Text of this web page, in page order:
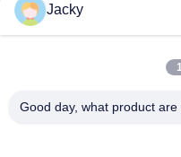
Jacky
Good day, what product